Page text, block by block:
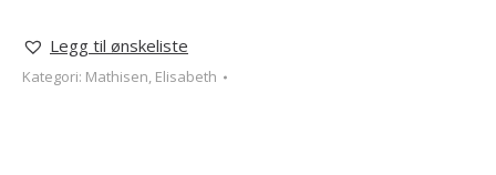
Legg til ønskeliste
Kategori: Mathisen, Elisabeth